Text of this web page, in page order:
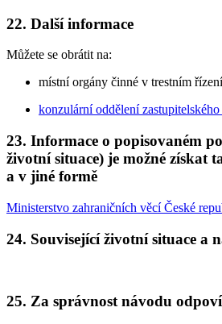
22. Další informace
Můžete se obrátit na:
místní orgány činné v trestním
konzulární oddělení
23. Informace o popisovaném
životní situace) je možné získat
a v jiné formě
Ministerstvo zahraničních věcí České
24. Související životní situace a
25. Za správnost návodu